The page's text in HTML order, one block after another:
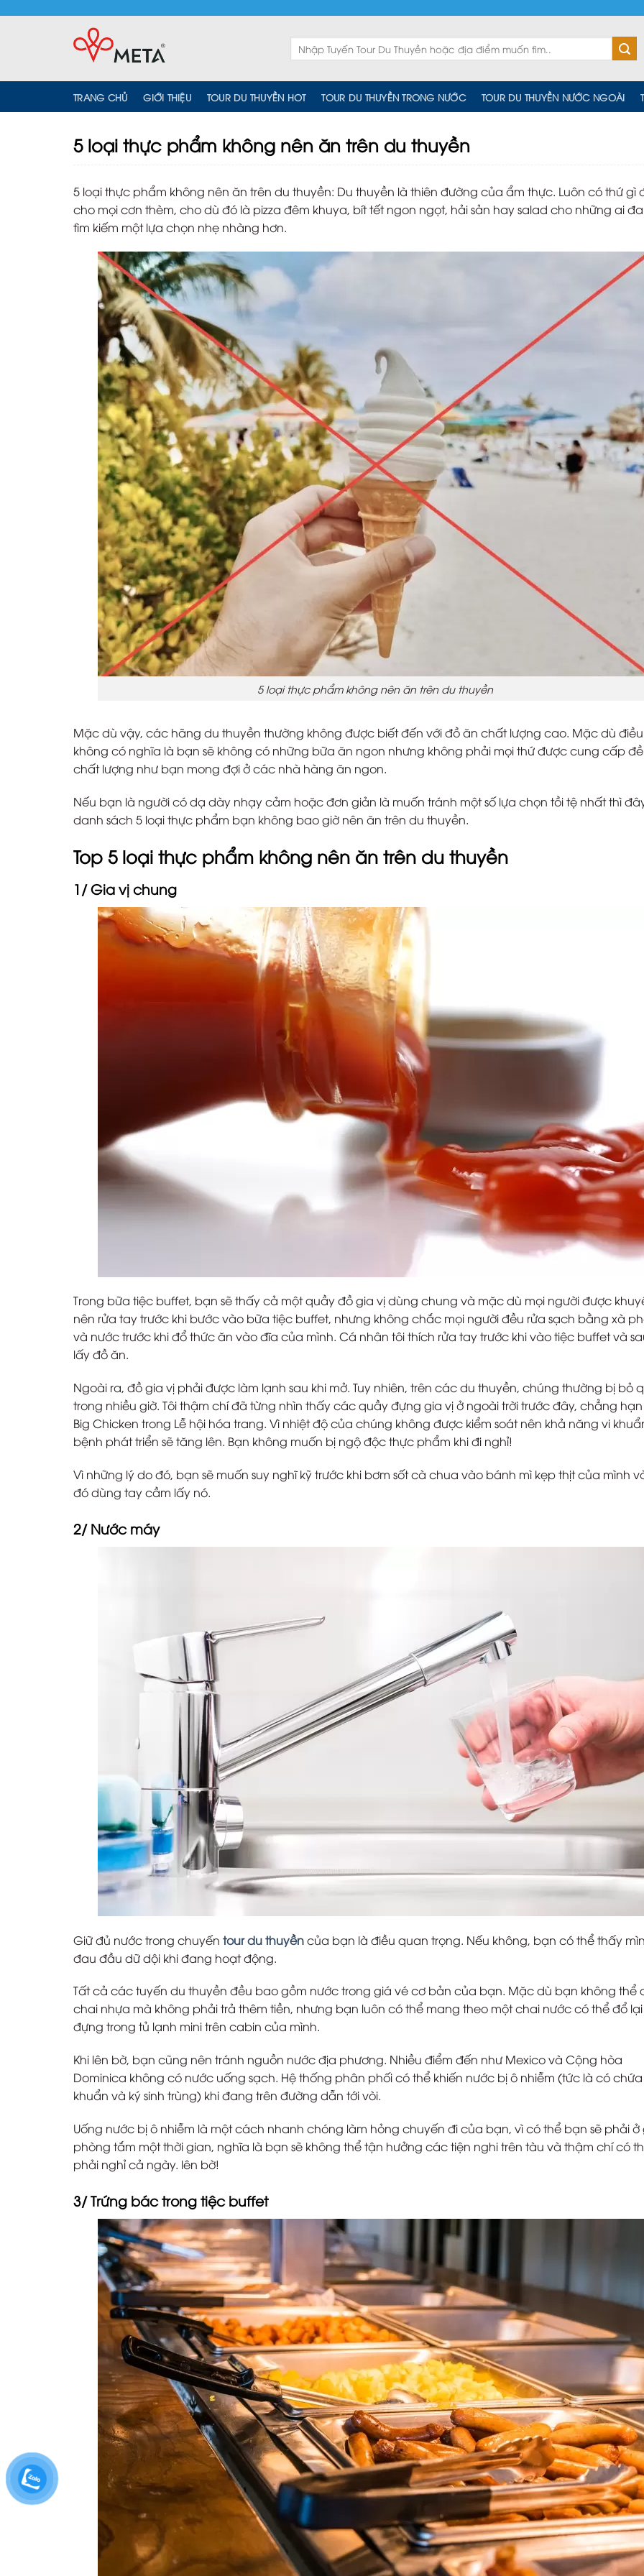
kiếm:
TRANG CHỦ GIỚI THIỆU TOUR DU THUYỀN HOT TOUR DU THUYỀN TRONG NƯỚC TOUR DU THUYỀN NƯỚC NGOÀI
5 loại thực phẩm không nên ăn trên du thuyền
5 loại thực phẩm không nên ăn trên du thuyền: Du thuyền là thiên đường của ẩm thực. Luôn có thứ gì
cho mọi cơn thèm, cho dù đó là pizza đêm khuya, bít tết ngon ngọt, hải sản hay salad cho những ai
tìm kiếm một lựa chọn nhẹ nhàng hơn.
5 loại thực phẩm không nên ăn trên du thuyền
Mặc dù vậy, các hãng du thuyền thường không được biết đến với đồ ăn chất lượng cao. Mặc dù
không có nghĩa là bạn sẽ không có những bữa ăn ngon nhưng không phải mọi thứ được cung cấp
chất lượng như bạn mong đợi ở các nhà hàng ăn ngon.
Nếu bạn là người có dạ dày nhạy cảm hoặc đơn giản là muốn tránh một số lựa chọn tồi tệ nhất thì
danh sách 5 loại thực phẩm bạn không bao giờ nên ăn trên du thuyền.
Top 5 loại thực phẩm không nên ăn trên du thuyền
1/ Gia vị chung
Trong bữa tiệc buffet, bạn sẽ thấy cả một quầy đồ gia vị dùng chung và mặc dù mọi người được
nên rửa tay trước khi bước vào bữa tiệc buffet, nhưng không chắc mọi người đều rửa sạch bằng xà
và nước trước khi đổ thức ăn vào đĩa của mình. Cá nhân tôi thích rửa tay trước khi vào tiệc buffet và
lấy đồ ăn.
Ngoài ra, đồ gia vị phải được làm lạnh sau khi mở. Tuy nhiên, trên các du thuyền, chúng thường bị bỏ
trong nhiều giờ. Tôi thậm chí đã từng nhìn thấy các quầy đựng gia vị ở ngoài trời trước đây, chẳng
Big Chicken trong Lễ hội hóa trang. Vì nhiệt độ của chúng không được kiểm soát nên khả năng vi
bệnh phát triển sẽ tăng lên. Bạn không muốn bị ngộ độc thực phẩm khi đi nghỉ!
Vì những lý do đó, bạn sẽ muốn suy nghĩ kỹ trước khi bơm sốt cà chua vào bánh mì kẹp thịt của mình
đó dùng tay cầm lấy nó.
2/ Nước máy
Giữ đủ nước trong chuyến tour du thuyềncủa bạn là điều quan trọng. Nếu không, bạn có thể thấy
đau đầu dữ dội khi đang hoạt động.
Tất cả các tuyến du thuyền đều bao gồm nước trong giá vé cơ bản của bạn. Mặc dù bạn không thể
chai nhựa mà không phải trả thêm tiền, nhưng bạn luôn có thể mang theo một chai nước có thể đổ
đựng trong tủ lạnh mini trên cabin của mình.
Khi lên bờ, bạn cũng nên tránh nguồn nước địa phương. Nhiều điểm đến như Mexico và Cộng hòa
Dominica không có nước uống sạch. Hệ thống phân phối có thể khiến nước bị ô nhiễm (tức là có
khuẩn và ký sinh trùng) khi đang trên đường dẫn tới vòi.
Uống nước bị ô nhiễm là một cách nhanh chóng làm hỏng chuyến đi của bạn, vì có thể bạn sẽ phải ở
phòng tắm một thời gian, nghĩa là bạn sẽ không thể tận hưởng các tiện nghi trên tàu và thậm chí có
phải nghỉ cả ngày. lên bờ!
3/ Trứng bác trong tiệc buffet